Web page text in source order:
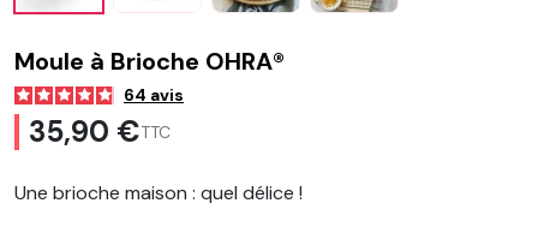
Moule à Brioche OHRA®
64 avis
35,90 €TTC
Une brioche maison : quel délice !